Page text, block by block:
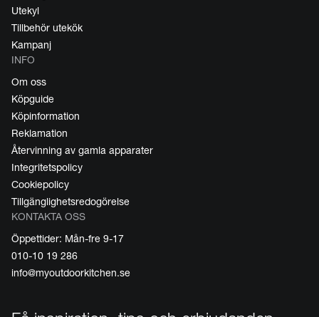
Utekyl
Tillbehör utekök
Kampanj
INFO
Om oss
Köpguide
Köpinformation
Reklamation
Återvinning av gamla apparater
Integritetspolicy
Cookiepolicy
Tillgänglighetsredogörelse
KONTAKTA OSS
Öppettider: Mån-fre 9-17
010-10 19 286
info@myoutdoorkitchen.se